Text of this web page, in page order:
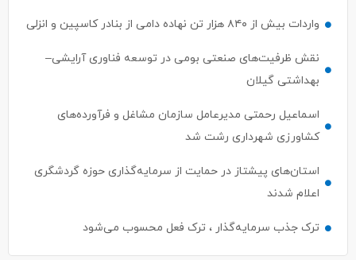
واردات بیش از ۸۴۰ هزار تن نهاده دامی از بنادر كاسپین و انزلی
نقش ظرفیت‌های صنعتی بومی در توسعه فناوری آرایشی–
بهداشتی گیلان
اسماعیل رحمتی مدیرعامل سازمان مشاغل و فرآورده‌های
کشاورزی شهرداری رشت شد
استان‌های پیشتاز در حمایت از سرمایه‌گذاری حوزه گردشگری
اعلام شدند
ترک جذب سرمایه‌گذار ، ترک فعل محسوب می‌شود